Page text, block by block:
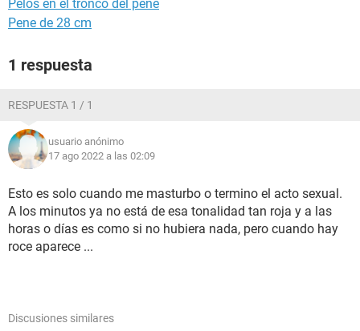
Pelos en el tronco del pene
Pene de 28 cm
1 respuesta
RESPUESTA 1 / 1
usuario anónimo
17 ago 2022 a las 02:09
Esto es solo cuando me masturbo o termino el acto sexual.
A los minutos ya no está de esa tonalidad tan roja y a las
horas o días es como si no hubiera nada, pero cuando hay
roce aparece ...
Discusiones similares